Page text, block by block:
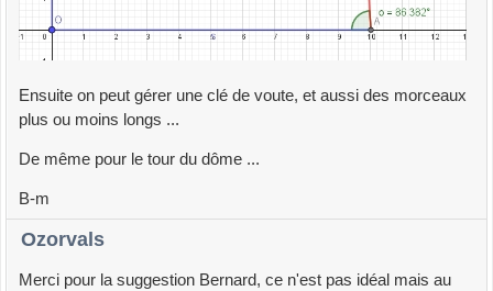
Ensuite on peut gérer une clé de voute, et aussi des morceaux
plus ou moins longs ...
De même pour le tour du dôme ...
B-m
Ozorvals
Merci pour la suggestion Bernard, ce n'est pas idéal mais au